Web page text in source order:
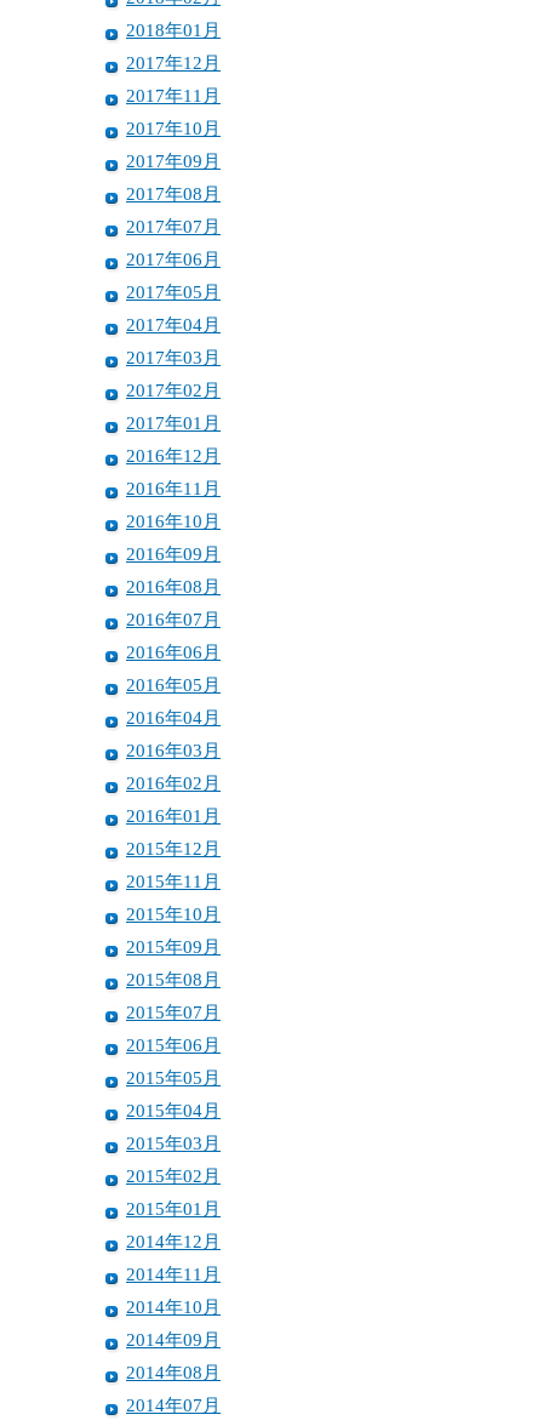
2018年01月
2017年12月
2017年11月
2017年10月
2017年09月
2017年08月
2017年07月
2017年06月
2017年05月
2017年04月
2017年03月
2017年02月
2017年01月
2016年12月
2016年11月
2016年10月
2016年09月
2016年08月
2016年07月
2016年06月
2016年05月
2016年04月
2016年03月
2016年02月
2016年01月
2015年12月
2015年11月
2015年10月
2015年09月
2015年08月
2015年07月
2015年06月
2015年05月
2015年04月
2015年03月
2015年02月
2015年01月
2014年12月
2014年11月
2014年10月
2014年09月
2014年08月
2014年07月